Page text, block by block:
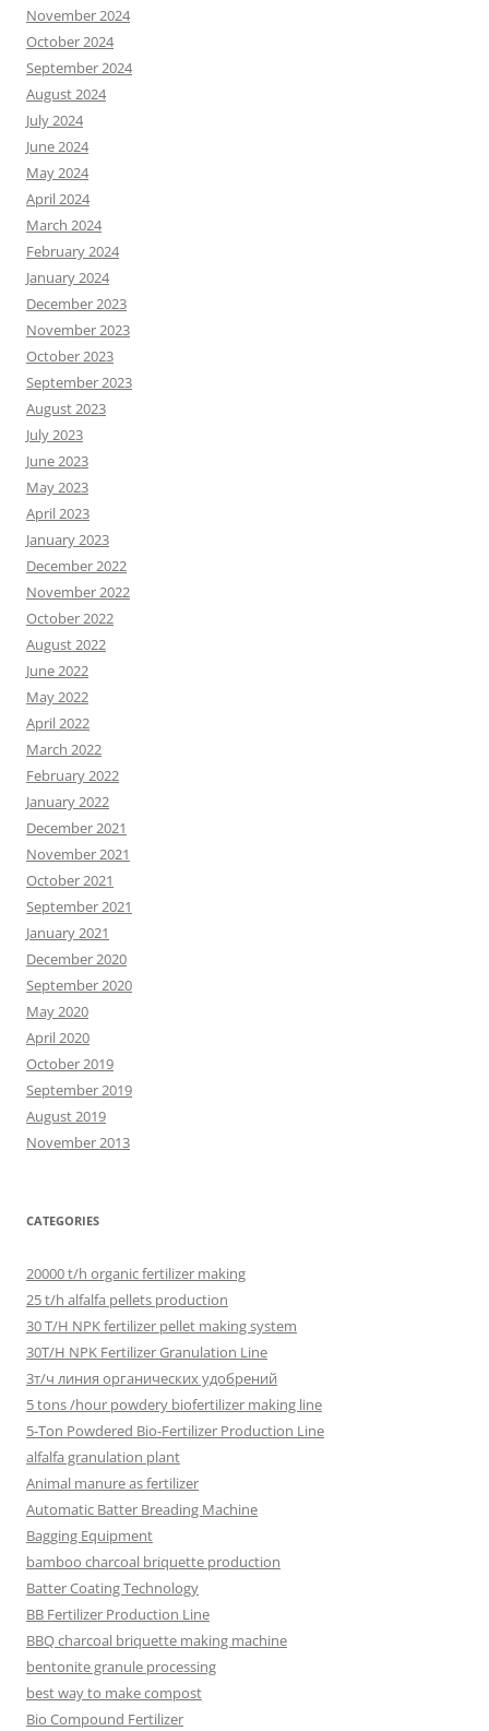
November 2024
October 2024
September 2024
August 2024
July 2024
June 2024
May 2024
April 2024
March 2024
February 2024
January 2024
December 2023
November 2023
October 2023
September 2023
August 2023
July 2023
June 2023
May 2023
April 2023
January 2023
December 2022
November 2022
October 2022
August 2022
June 2022
May 2022
April 2022
March 2022
February 2022
January 2022
December 2021
November 2021
October 2021
September 2021
January 2021
December 2020
September 2020
May 2020
April 2020
October 2019
September 2019
August 2019
November 2013
CATEGORIES
20000 t/h organic fertilizer making
25 t/h alfalfa pellets production
30 T/H NPK fertilizer pellet making system
30T/H NPK Fertilizer Granulation Line
3т/ч линия органических удобрений
5 tons /hour powdery biofertilizer making line
5-Ton Powdered Bio-Fertilizer Production Line
alfalfa granulation plant
Animal manure as fertilizer
Automatic Batter Breading Machine
Bagging Equipment
bamboo charcoal briquette production
Batter Coating Technology
BB Fertilizer Production Line
BBQ charcoal briquette making machine
bentonite granule processing
best way to make compost
Bio Compound Fertilizer